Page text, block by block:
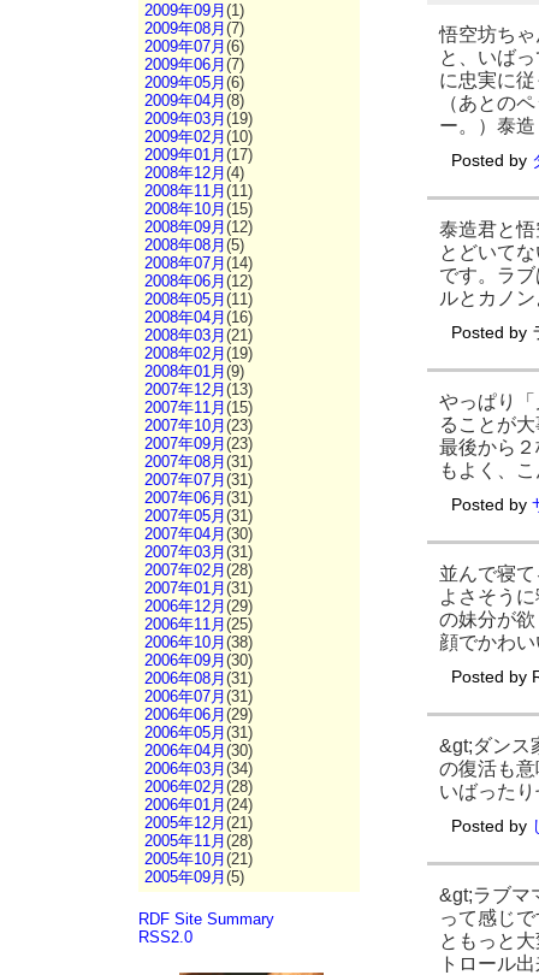
2009年09月 (1)
2009年08月 (7)
2009年07月 (6)
2009年06月 (7)
2009年05月 (6)
2009年04月 (8)
2009年03月 (19)
2009年02月 (10)
2009年01月 (17)
2008年12月 (4)
2008年11月 (11)
2008年10月 (15)
2008年09月 (12)
2008年08月 (5)
2008年07月 (14)
2008年06月 (12)
2008年05月 (11)
2008年04月 (16)
2008年03月 (21)
2008年02月 (19)
2008年01月 (9)
2007年12月 (13)
2007年11月 (15)
2007年10月 (23)
2007年09月 (23)
2007年08月 (31)
2007年07月 (31)
2007年06月 (31)
2007年05月 (31)
2007年04月 (30)
2007年03月 (31)
2007年02月 (28)
2007年01月 (31)
2006年12月 (29)
2006年11月 (25)
2006年10月 (38)
2006年09月 (30)
2006年08月 (31)
2006年07月 (31)
2006年06月 (29)
2006年05月 (31)
2006年04月 (30)
2006年03月 (34)
2006年02月 (28)
2006年01月 (24)
2005年12月 (21)
2005年11月 (28)
2005年10月 (21)
2005年09月 (5)
RDF Site Summary
RSS2.0
悟空坊ち
と、いば
に忠実に
（あとの
ー。）泰
Posted by
泰造君と
とどいて
です。ラ
ルとカノ
Posted by
やっぱり
ることが
最後から
もよく、
Posted by
並んで寝
よさそう
の妹分が
顔でかわ
Posted by
&gt;ダンス
の復活も
いばった
Posted by
&gt;ラブマ
って感じ
ともっと
トロール